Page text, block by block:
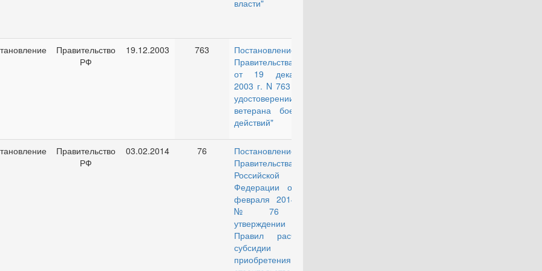
власти"
Правительство
РФ
19.12.2003 763
Постановление
Правительства РФ
от 19 декабря
2003 г. N 763 "Об
удостоверении
ветерана боевых
действий"
Правительство
РФ
03.02.2014 76
Постановление
Правительства
Российской
Федерации от 3
февраля 2014 г.
№ 76 "Об
утверждении
Правил расчета
субсидии для
приобретения или